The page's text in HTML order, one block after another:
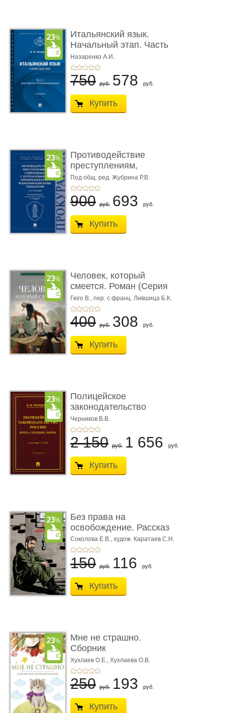
Итальянский язык.
Начальный этап. Часть
2. Учеб� ...
Назаренко А.И.
750 руб. 578 руб.
Купить
Противодействие
преступлениям,
совершаемым с ...
Под общ. ред. Жубрина Р.В.
900 руб. 693 руб.
Купить
Человек, который
смеется. Роман (Серия
«Роман с ...
Гюго В., пер. с франц. Лившица Б.К.
400 руб. 308 руб.
Купить
Полицейское
законодательство
России: вчера, с� ...
Черников В.В.
2 150 руб. 1 656 руб.
Купить
Без права на
освобождение. Рассказ
Соколова Е.В., худож. Каратаев С.Н.
150 руб. 116 руб.
Купить
Мне не страшно.
Сборник
терапевтических
сказо� ...
Хухлаев О.Е., Хухлаева О.В.
250 руб. 193 руб.
Купить